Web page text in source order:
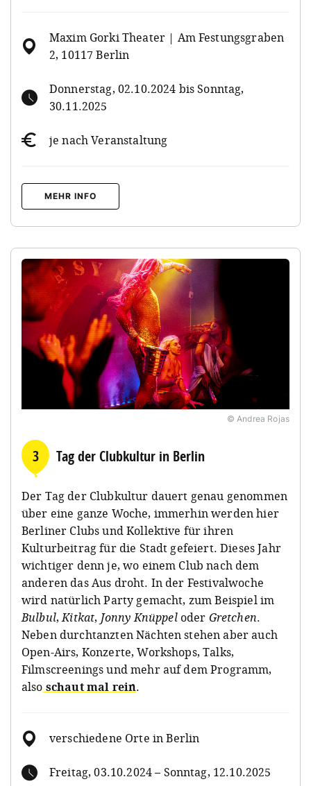
Maxim Gorki Theater | Am Festungsgraben
2, 10117 Berlin
Donnerstag, 02.10.2024 bis Sonntag,
30.11.2025
je nach Veranstaltung
MEHR INFO
© Andrea Rojas
3 Tag der Clubkultur in Berlin
Der Tag der Clubkultur dauert genau genommen
über eine ganze Woche, immerhin werden hier
Berliner Clubs und Kollektive für ihren
Kulturbeitrag für die Stadt gefeiert. Dieses Jahr
wichtiger denn je, wo einem Club nach dem
anderen das Aus droht. In der Festivalwoche
wird natürlich Party gemacht, zum Beispiel im
Bulbul,Kitkat, Jonny Knüppeloder Gretchen.
Neben durchtanzten Nächten stehen aber auch
Open-Airs, Konzerte, Workshops, Talks,
Filmscreenings und mehr auf dem Programm,
also schaut mal rein.
verschiedene Orte in Berlin
Freitag, 03.10.2024 – Sonntag, 12.10.2025